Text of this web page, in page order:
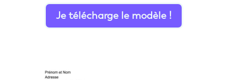
Je télécharge le modèle !